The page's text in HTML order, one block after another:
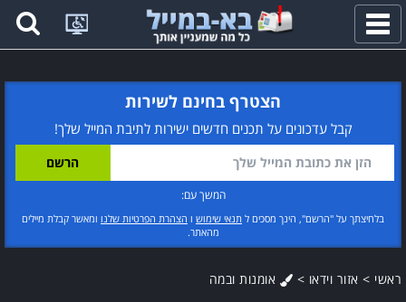
פתח
תפריט
הצטרף בחינם לשירות
קבל עדכונים על תכנים חדשים ישירות לתיבת המייל שלך!
המשך עם:
בלחיצתך על "הרשם", הינך מסכים ל תנאי שימוש ו הצהרת הפרטיות שלנו ומאשר קבלת מיילים
מהאתר.
ראשי > אזור וידאו > אומנות ובמה